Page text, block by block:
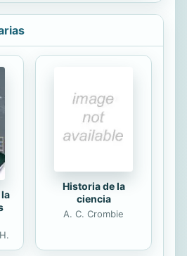
dejando atrás costumbres o
tradicionales que se han
ignorancia de las
el Antiguo
leemos que nuestro
se ha querido revelar a su
a sus escogidos. El Dios de
siempre es manifestado y nos
oportunidad.Deuteronomio 30:
“A los cielos...
Historia de la
ciencia
A. C. Crombie